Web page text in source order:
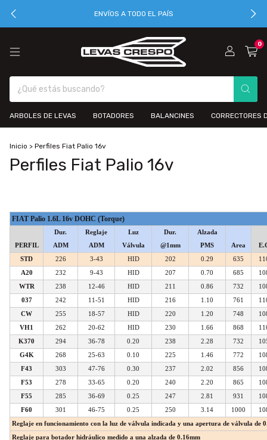
ENVÍOS A TODO EL PAÍS
0
ARBOLES DE LEVAS BOTADORES BALANCINES CORRECTORES
Inicio > Perfiles Fiat Palio 16v
Perfiles Fiat Palio 16v
FIAT Palio 1.6L 16v DOHC (Torque)
PERFIL
Dur.
ADM
Reglaje
ADM
Luz
Válvula
Dur.
@1mm
Alzada
PMS
Area
STD 226 3-43 HID 202 0.29 635
A20 232 9-43 HID 207 0.70 685
WTR 238 12-46 HID 211 0.86 732
037 242 11-51 HID 216 1.10 761
CW 255 18-57 HID 220 1.20 748
VH1 262 20-62 HID 230 1.66 868
K370 294 36-78 0.20 238 2.28 732
G4K 268 25-63 0.10 225 1.46 772
F43 303 47-76 0.30 237 2.02 856
F53 278 33-65 0.20 240 2.20 865
F55 285 36-69 0.25 247 2.81 931
F60 301 46-75 0.25 250 3.14 1000
Reglaje en funcionamiento con la luz de válvula indicada y una apertura de válvula de
Reglaje para botador hidráulico medido a una alzada de 0.16mm